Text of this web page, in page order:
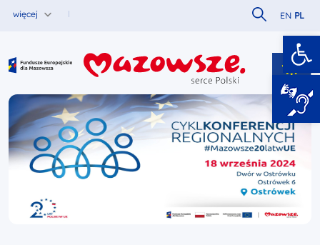
więcej Szukaj w
EN PL
Fundusze Europejskie dla Mazowsza